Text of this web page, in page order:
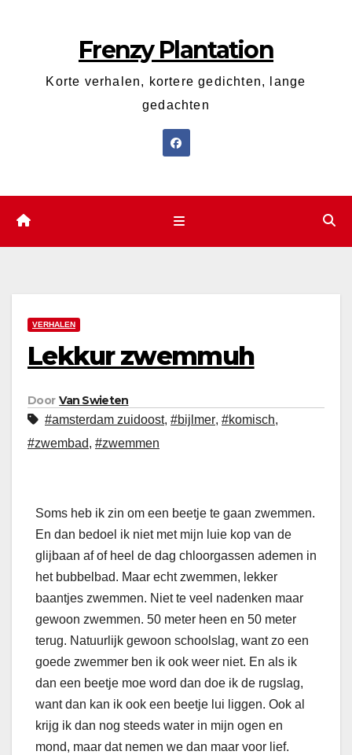
Frenzy Plantation
Korte verhalen, kortere gedichten, lange
gedachten
VERHALEN
Lekkur zwemmuh
Door Van Swieten
#amsterdam zuidoost, #bijlmer, #komisch,
#zwembad, #zwemmen
Soms heb ik zin om een beetje te gaan zwemmen.
En dan bedoel ik niet met mijn luie kop van de
glijbaan af of heel de dag chloorgassen ademen in
het bubbelbad. Maar echt zwemmen, lekker
baantjes zwemmen. Niet te veel nadenken maar
gewoon zwemmen. 50 meter heen en 50 meter
terug. Natuurlijk gewoon schoolslag, want zo een
goede zwemmer ben ik ook weer niet. En als ik
dan een beetje moe word dan doe ik de rugslag,
want dan kan ik ook een beetje lui liggen. Ook al
krijg ik dan nog steeds water in mijn ogen en
mond, maar dat nemen we dan maar voor lief.